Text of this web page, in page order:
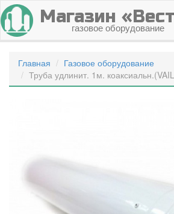
Магазин
газовое оборудование
Главная
Газовое оборудование
Труба удлинит. 1м.